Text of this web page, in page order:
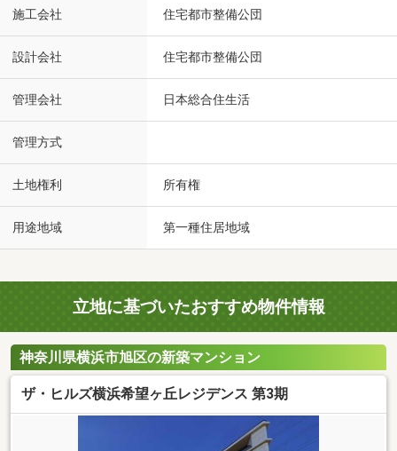
施工会社 住宅都市整備公団
設計会社 住宅都市整備公団
管理会社 日本総合住生活
管理方式
土地権利 所有権
用途地域 第一種住居地域
立地に基づいたおすすめ物件情報
神奈川県横浜市旭区の新築マンション
ザ・ヒルズ横浜希望ヶ丘レジデンス 第3期